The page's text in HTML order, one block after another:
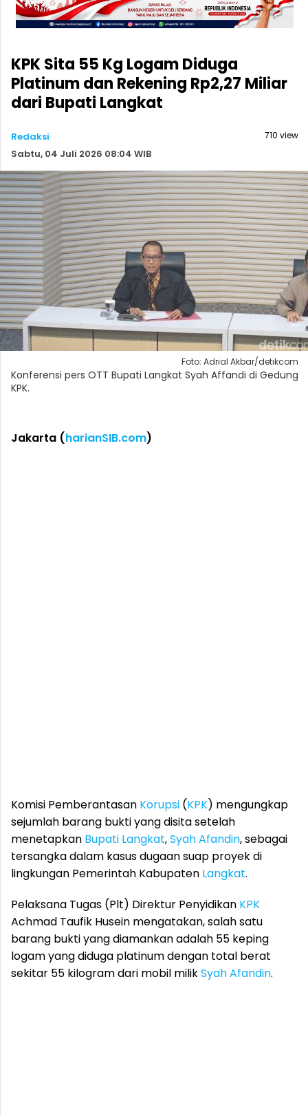
KPK Sita 55 Kg Logam Diduga
Platinum dan Rekening Rp2,27 Miliar
dari Bupati Langkat
Redaksi
Sabtu, 04 Juli 2026 08:04 WIB
710 view
Foto: Adrial Akbar/detikcom
Konferensi pers OTT Bupati Langkat Syah Affandi di Gedung
KPK.
Jakarta (harianSIB.com)
Komisi Pemberantasan Korupsi (KPK) mengungkap
sejumlah barang bukti yang disita setelah
menetapkan Bupati Langkat,Syah Afandin, sebagai
tersangka dalam kasus dugaan suap proyek di
lingkungan Pemerintah Kabupaten Langkat.
Pelaksana Tugas (Plt) Direktur Penyidikan KPK
Achmad Taufik Husein mengatakan, salah satu
barang bukti yang diamankan adalah 55 keping
logam yang diduga platinum dengan total berat
sekitar 55 kilogram dari mobil milikSyah Afandin.